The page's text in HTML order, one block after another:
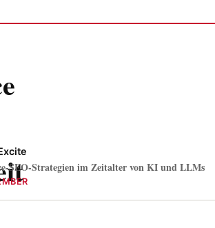
SEO-Strategien im Zeitalter von KI und LLMs